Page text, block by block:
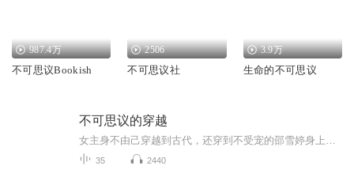
987.4万
不可思议Bookish
2506
不可思议社
3.9万
生命的不可思议
不可思议的穿越
35 2440